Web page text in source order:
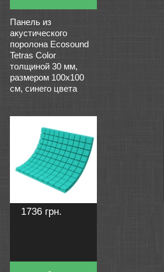
Панель из
акустического
поролона Ecosound
Tetras Color
толщиной 30 мм,
размером 100х100
см, синего цвета
1736 грн.